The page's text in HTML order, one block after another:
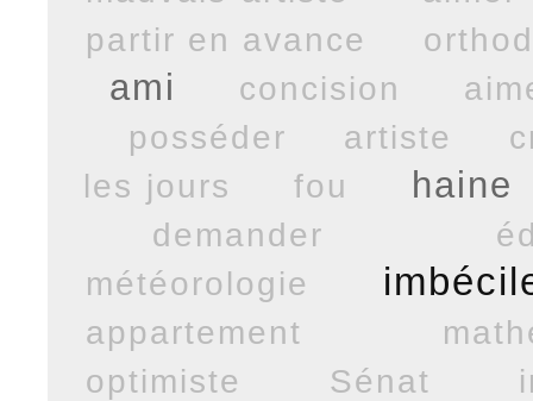
partir en avance
ami concision
posséder
artiste
les jours
fou haine
demander
météorologie
appartement
optimiste
Sénat